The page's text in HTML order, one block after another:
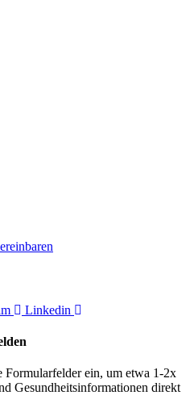
Linkedin
Formularfelder ein, um etwa 1-2x
Gesundheitsinformationen direkt